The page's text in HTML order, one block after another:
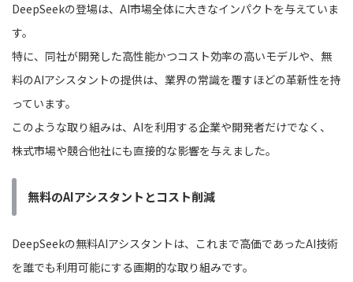
DeepSeekの登場は、AI市場全体に大きなインパクトを与えていま
す。
特に、同社が開発した高性能かつコスト効率の高いモデルや、無
料のAIアシスタントの提供は、業界の常識を覆すほどの革新性を持
っています。
このような取り組みは、AIを利用する企業や開発者だけでなく、
株式市場や競合他社にも直接的な影響を与えました。
無料のAIアシスタントとコスト削減
DeepSeekの無料AIアシスタントは、これまで高価であったAI技術
を誰でも利用可能にする画期的な取り組みです。